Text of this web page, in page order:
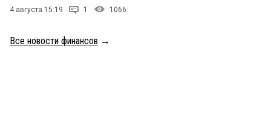
4 августа 15:19 1 1066
Все новости финансов →